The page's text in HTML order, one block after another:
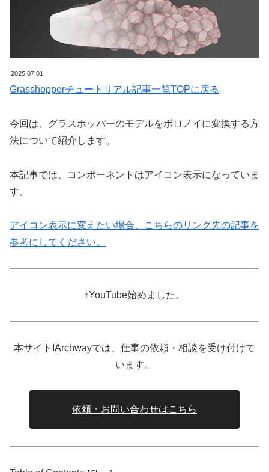
2025.07.01
Grasshopperチュートリアル記事一覧TOPに戻る
今回は、グラスホッパーのモデルをボロノイに変換する方
法について紹介します。
本記事では、コンポーネントはアイコン表示になっていま
す。
アイコン表示に変えたい場合、こちらのリンク先の記事を
参考にしてください。
↑YouTube始めました。
本サイトIArchwayでは、仕事の依頼・相談を受け付けて
います。
依頼・お問い合わせはこちら